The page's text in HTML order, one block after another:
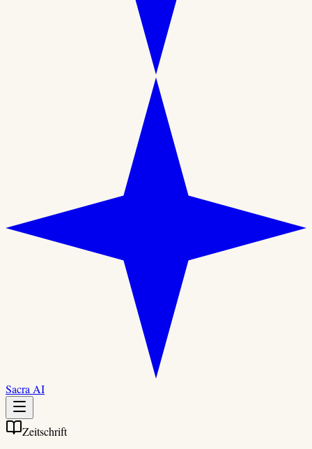
Sacra AI
Zeitschrift